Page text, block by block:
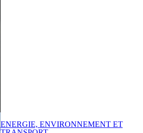
ENERGIE, ENVIRONNEMENT ET